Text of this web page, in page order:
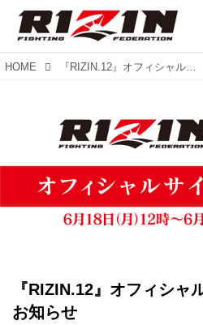
HOME 『RIZIN.12』オフィシャルサイト先着先行のお知らせ
『RIZIN.12』オフィシャ
お知らせ